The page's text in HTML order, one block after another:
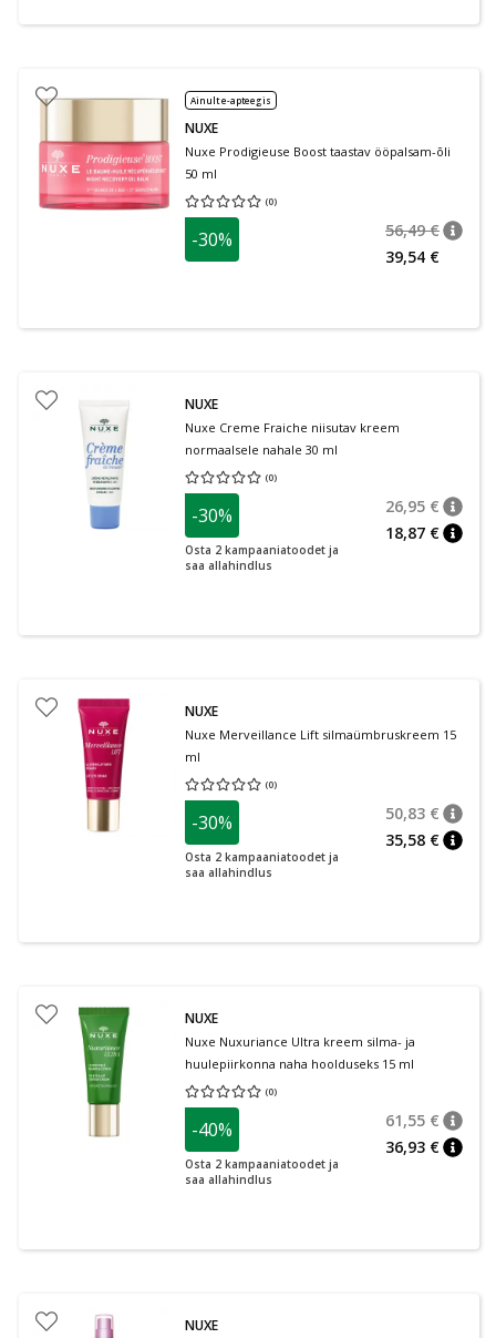
Ainult e-apteegis
NUXE
Nuxe Prodigieuse Boost taastav ööpalsam-õli
50 ml
(0)
Keskmine hinnang 0.00
-30% 56,49 €
39,54 €
NUXE
Nuxe Creme Fraiche niisutav kreem
normaalsele nahale 30 ml
(0)
Keskmine hinnang 0.00
-30%
Osta 2 kampaaniatoodet ja
saa allahindlus
26,95 €
18,87 €
NUXE
Nuxe Merveillance Lift silmaümbruskreem 15
ml
(0)
Keskmine hinnang 0.00
-30%
Osta 2 kampaaniatoodet ja
saa allahindlus
50,83 €
35,58 €
NUXE
Nuxe Nuxuriance Ultra kreem silma- ja
huulepiirkonna naha hoolduseks 15 ml
(0)
Keskmine hinnang 0.00
-40%
Osta 2 kampaaniatoodet ja
saa allahindlus
61,55 €
36,93 €
NUXE